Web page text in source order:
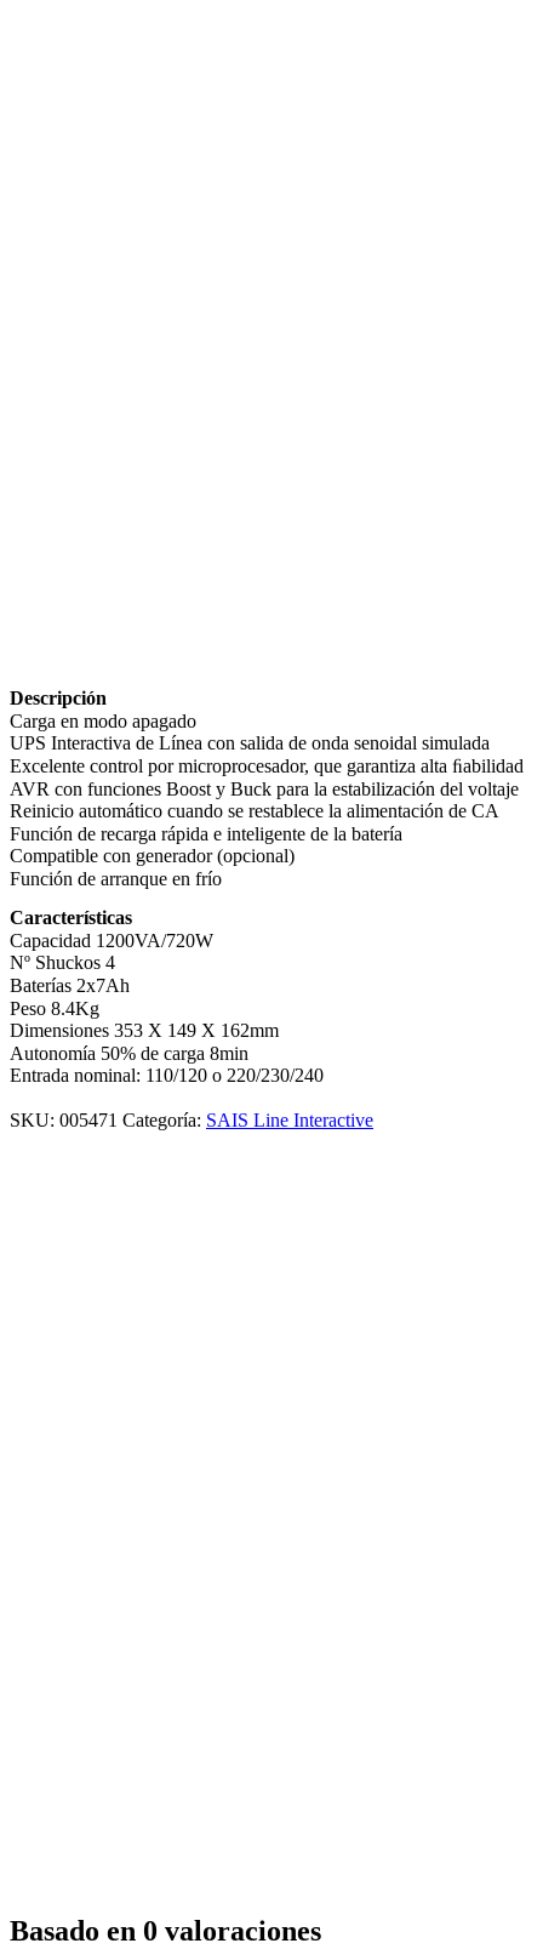
Descripción
Carga en modo apagado
UPS Interactiva de Línea con salida de onda senoidal simulada
Excelente control por microprocesador, que garantiza alta ﬁabilidad
AVR con funciones Boost y Buck para la estabilización del voltaje
Reinicio automático cuando se restablece la alimentación de CA
Función de recarga rápida e inteligente de la batería
Compatible con generador (opcional)
Función de arranque en frío
Características
Capacidad 1200VA/720W
Nº Shuckos 4
Baterías 2x7Ah
Peso 8.4Kg
Dimensiones 353 X 149 X 162mm
Autonomía 50% de carga 8min
Entrada nominal: 110/120 o 220/230/240
SKU: 005471 Categoría: SAIS Line Interactive
Basado en 0 valoraciones